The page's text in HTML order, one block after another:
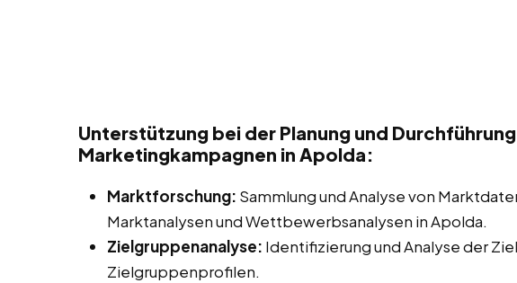
Unterstützung bei der Planung und
Marketingkampagnen in Apolda:
Marktforschung: Sammlung und Analyse von
Marktanalysen und Wettbewerbsanalysen in Apolda.
Zielgruppenanalyse: Identifizierung und Analyse der
Zielgruppenprofilen.